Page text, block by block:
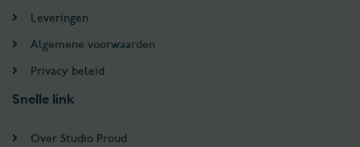
Leveringen
Algemene voorwaarden
Privacy beleid
Snelle link
Over Studio Proud